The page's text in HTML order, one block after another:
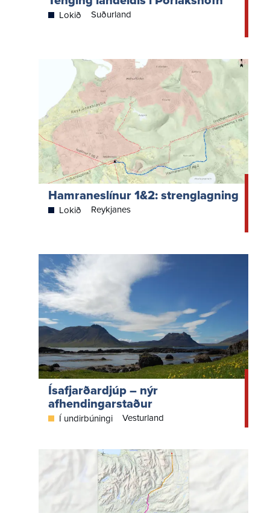
Lokið Suðurland
Hamraneslínur 1&2: strenglagning
Lokið Reykjanes
Ísafjarðardjúp – nýr
afhendingarstaður
Í undirbúningi Vesturland